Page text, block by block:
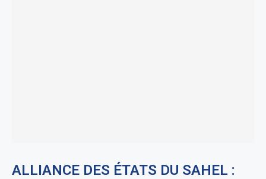
ALLIANCE DES ÉTATS DU SAHEL :